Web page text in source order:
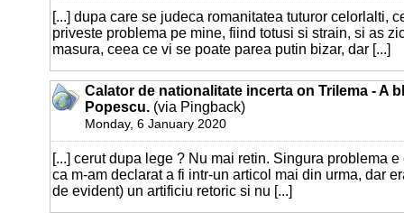
[...] dupa care se judeca romanitatea tuturor celorlalti,
priveste problema pe mine, fiind totusi si strain, si as
masura, ceea ce vi se poate parea putin bizar, dar [...]
Calator de nationalitate incerta on Trilema - A
Popescu. (via Pingback)
Monday, 6 January 2020
[...] cerut dupa lege ? Nu mai retin. Singura problema
ca m-am declarat a fi intr-un articol mai din urma, dar
de evident) un artificiu retoric si nu [...]